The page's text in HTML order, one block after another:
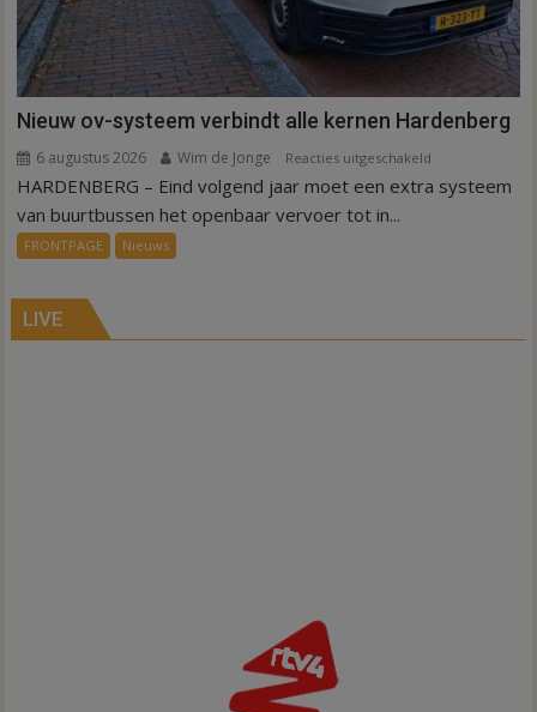
Nieuw ov-systeem verbindt alle kernen Hardenberg
6 augustus 2026 Wim de Jonge Reacties uitgeschakeld
Nieuw
Hardenberg
HARDENBERG – Eind volgend jaar moet een extra systeem
van buurtbussen het openbaar vervoer tot in...
FRONTPAGE Nieuws
LIVE